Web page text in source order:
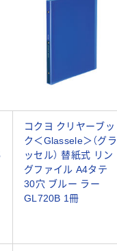
コクヨ クリヤーブッ
ク＜Glassele＞（グラ
ッセル） 替紙式 リン
グファイル A4タテ
30穴 ブルー ラー
GL720B 1冊